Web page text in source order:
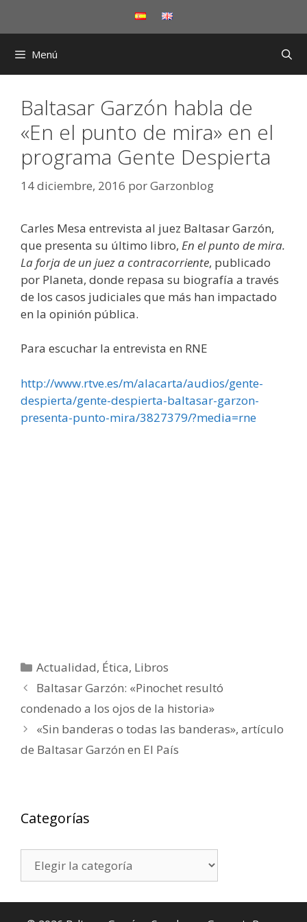
Menú
Baltasar Garzón habla de
«En el punto de mira» en el
programa Gente Despierta
14 diciembre, 2016 porGarzonblog
Carles Mesa entrevista al juez Baltasar Garzón,
que presenta su último libro, En el punto de mira.
La forja de un juez a contracorriente, publicado
por Planeta, donde repasa su biografía a través
de los casos judiciales que más han impactado
en la opinión pública.
Para escuchar la entrevista en RNE
http://www.rtve.es/m/alacarta/audios/gente-
despierta/gente-despierta-baltasar-garzon-
presenta-punto-mira/3827379/?media=rne
Categorías
Actualidad, Ética, Libros
Baltasar Garzón: «Pinochet resultó
condenado a los ojos de la historia»
«Sin banderas o todas las banderas», artículo
de Baltasar Garzón en El País
Categorías